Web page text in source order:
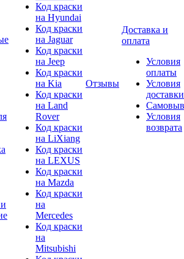
Код краски
на Hyundai
Код краски
на Jaguar
Код краски
на Jeep
Код краски
на Kia
Код краски
на Land
Rover
Код краски
на LiXiang
Код краски
на LEXUS
Код краски
на Mazda
Код краски
на
Mercedes
Код краски
на
Mitsubishi
Отзывы
Доставка и
оплата
Условия
оплаты
Условия
доставки
Условия
возврата